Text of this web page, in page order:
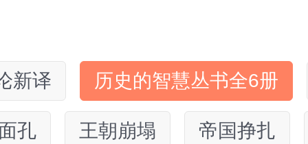
新译 历史的智慧丛书全6册
孔 王朝崩塌 帝国挣扎